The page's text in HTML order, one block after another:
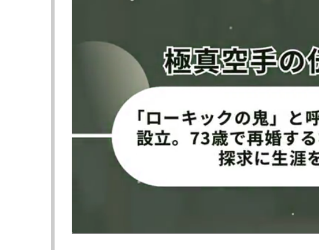
むちむちラウンドガール姿（25年
12月30日）
大人アソビ。 桃里れあ写真集
▶︎amazonページへ